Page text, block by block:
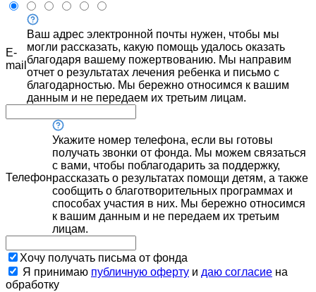
E-
mail
Ваш адрес электронной почты нужен, чтобы мы
могли рассказать, какую помощь удалось оказать
благодаря вашему пожертвованию. Мы направим
отчет о результатах лечения ребенка и письмо с
благодарностью. Мы бережно относимся к вашим
данным и не передаем их третьим лицам.
Телефон
Укажите номер телефона, если вы готовы
получать звонки от фонда. Мы можем связаться
с вами, чтобы поблагодарить за поддержку,
рассказать о результатах помощи детям, а также
сообщить о благотворительных программах и
способах участия в них. Мы бережно относимся
к вашим данным и не передаем их третьим
лицам.
Хочу получать письма от фонда
Я принимаю публичную оферту и даю согласие на
обработку